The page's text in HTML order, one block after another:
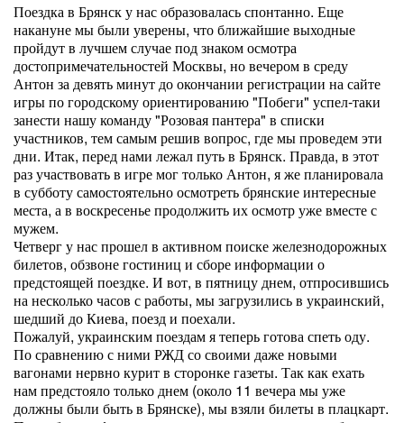
Поездка в Брянск у нас образовалась спонтанно. Еще
накануне мы были уверены, что ближайшие выходные
пройдут в лучшем случае под знаком осмотра
достопримечательностей Москвы, но вечером в среду
Антон за девять минут до окончании регистрации на сайте
игры по городскому ориентированию "Побеги" успел-таки
занести нашу команду "Розовая пантера" в списки
участников, тем самым решив вопрос, где мы проведем эти
дни. Итак, перед нами лежал путь в Брянск. Правда, в этот
раз участвовать в игре мог только Антон, я же планировала
в субботу самостоятельно осмотреть брянские интересные
места, а в воскресенье продолжить их осмотр уже вместе с
мужем.
Четверг у нас прошел в активном поиске железнодорожных
билетов, обзвоне гостиниц и сборе информации о
предстоящей поездке. И вот, в пятницу днем, отпросившись
на несколько часов с работы, мы загрузились в украинский,
шедший до Киева, поезд и поехали.
Пожалуй, украинским поездам я теперь готова спеть оду.
По сравнению с ними РЖД со своими даже новыми
вагонами нервно курит в сторонке газеты. Так как ехать
нам предстояло только днем (около 11 вечера мы уже
должны были быть в Брянске), мы взяли билеты в плацкарт.